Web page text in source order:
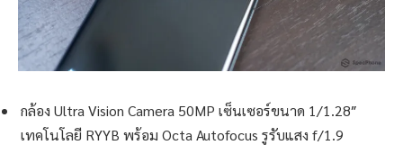
กล้อง Ultra Vision Camera 50MP เซ็นเซอร์ขนาด 1/1.28″
เทคโนโลยี RYYB พร้อม Octa Autofocus รูรับแสง f/1.9